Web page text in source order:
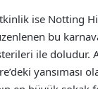
ise Notting Hill
bu
ile doludur.
yansıması